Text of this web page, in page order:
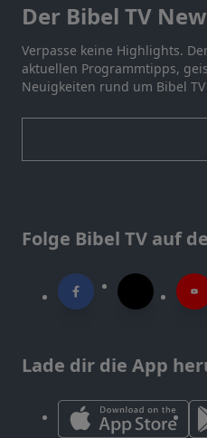
Der Bibel TV
Verpasse keine Highlights.
aktuellen Programmtipps,
Neuigkeiten rund um Bibel
Folge Bibel TV auf
Lade dir die App